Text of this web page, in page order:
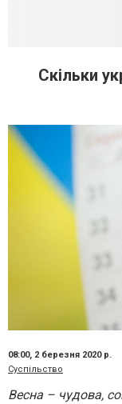
Скільки
08:00, 2 березня 2020 р.
Суспільство
Весна – чудова,